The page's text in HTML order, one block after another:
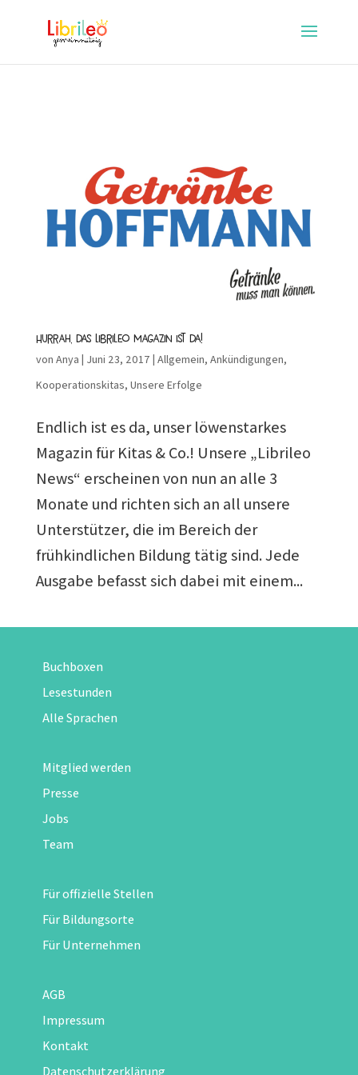
Hurrah, das Librileo Magazin ist da!
von Anya | Juni 23, 2017 | Allgemein, Ankündigungen,
Kooperationskitas, Unsere Erfolge
Endlich ist es da, unser löwenstarkes
Magazin für Kitas & Co.! Unsere „Librileo
News“ erscheinen von nun an alle 3
Monate und richten sich an all unsere
Unterstützer, die im Bereich der
frühkindlichen Bildung tätig sind. Jede
Ausgabe befasst sich dabei mit einem...
Buchboxen
Lesestunden
Alle Sprachen
Mitglied werden
Presse
Jobs
Team
Für offizielle Stellen
Für Bildungsorte
Für Unternehmen
AGB
Impressum
Kontakt
Datenschutzerklärung